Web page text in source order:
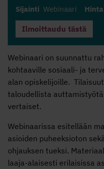
Sijainti Webinaari Hinta
Ilmoittaudu tästä
Webinaari on suunnattu
kohtaaville sosiaali- ja
alan opiskelijoille.
taloudellista
vertaiset.
Webinaarissa esitellään
asioiden puheeksioton
ohjauksen tueksi.
laaja-alaisesti erilaisissa